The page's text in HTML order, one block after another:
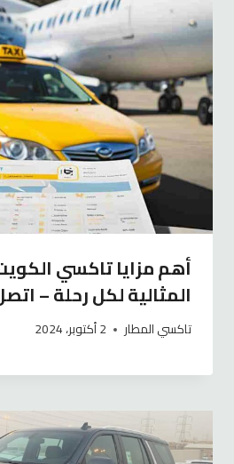
أهم مزايا تاكسي
المثالية لكل رحلة – اتصل بـ
تاكسي المطار 2 أكتوبر، 2024